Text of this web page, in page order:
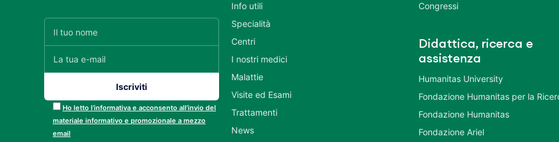
Ho letto l’informativa e acconsento all’invio del
materiale informativo e promozionale a mezzo
email
Info utili
Specialità
Centri
I nostri medici
Malattie
Visite ed Esami
Trattamenti
News
Congressi
Didattica, ricerca e
assistenza
Humanitas University
Fondazione Humanitas per la
Fondazione Humanitas
Fondazione Ariel